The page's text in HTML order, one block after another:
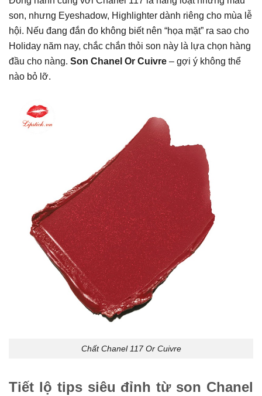
son, nhưng Eyeshadow, Highlighter dành riêng cho mùa lễ
hội. Nếu đang đắn đo không biết nên “họa mặt” ra sao cho
Holiday năm nay, chắc chắn thỏi son này là lựa chọn hàng
đầu cho nàng. Son Chanel Or Cuivre – gợi ý không thể
nào bỏ lỡ.
Chất Chanel 117 Or Cuivre
Tiết lộ tips siêu đỉnh từ son Chanel